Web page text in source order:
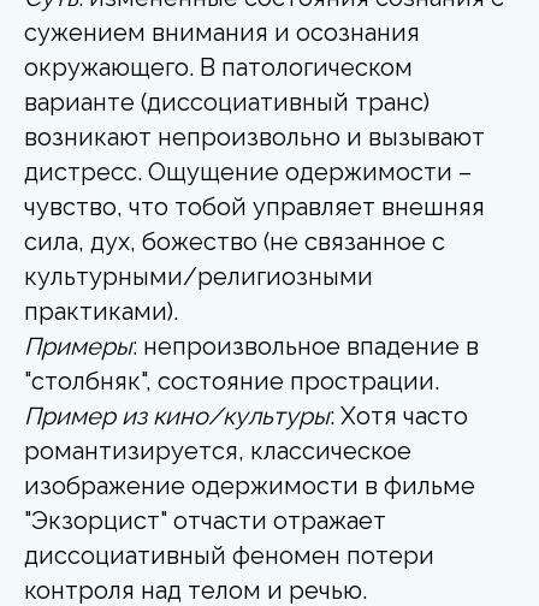
сужением внимания и осознания
окружающего. В патологическом
варианте (диссоциативный транс)
возникают непроизвольно и вызывают
дистресс. Ощущение одержимости –
чувство, что тобой управляет внешняя
сила, дух, божество (не связанное с
культурными/религиозными
практиками).
Примеры: непроизвольное впадение в
"столбняк", состояние прострации.
Пример из кино/культуры: Хотя часто
романтизируется, классическое
изображение одержимости в фильме
"Экзорцист" отчасти отражает
диссоциативный феномен потери
контроля над телом и речью.